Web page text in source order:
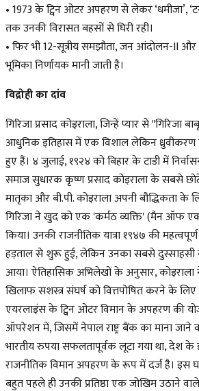
• 1973 के ट्विन ओटर अपहरण से लेकर ‘धमीजा’,
तक उनकी विरासत बहसों से घिरी रही।
• फिर भी 12-सूत्रीय समझौता, जन आंदोलन-II और
भूमिका निर्णायक मानी जाती है।
विद्रोही का दांव
गिरिजा प्रसाद कोइराला, जिन्हें प्यार से "गिरिजा
आधुनिक इतिहास में एक विशाल लेकिन ध्रुवीकरण
हुए हैं। ४ जुलाई, १९२४ को बिहार के टाडी में
समाज सुधारक कृष्ण प्रसाद कोइराला के सबसे
मातृका और बी.पी. कोइराला अपनी बौद्धिकता के
गिरिजा ने खुद को एक 'कर्मठ व्यक्ति' (मैन ऑफ
किया। उनकी राजनीतिक यात्रा १९४७ की
हड़ताल से शुरू हुई, लेकिन उनका सबसे दुस्साहसी
आया। ऐतिहासिक अभिलेखों के अनुसार,
खिलाफ सशस्त्र संघर्ष को वित्तपोषित करने के
एयरलाइंस के ट्विन ओटर विमान के अपहरण की
ऑपरेशन में, जिसमें नेपाल राष्ट्र बैंक का माना
भारतीय रुपया सफलतापूर्वक लूटा गया था, देश के
राजनीतिक विमान अपहरण के रूप में दर्ज है। इस
बहुत पहले ही उनकी प्रतिष्ठा एक जोखिम उठाने